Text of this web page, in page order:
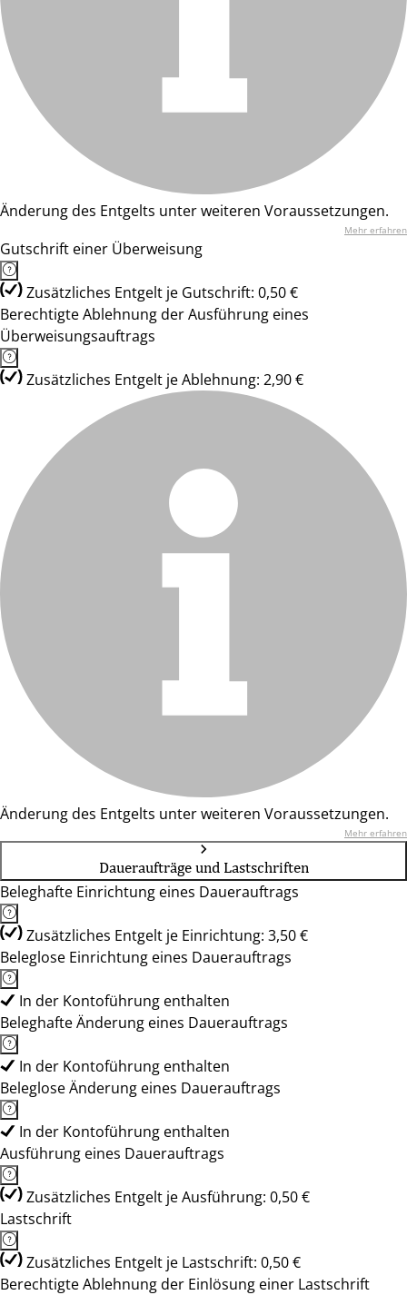
Änderung des Entgelts unter weiteren Voraussetzungen.
Mehr erfahren
Gutschrift einer Überweisung
Zusätzliches Entgelt je Gutschrift: 0,50 €
Berechtigte Ablehnung der Ausführung eines
Überweisungsauftrags
Zusätzliches Entgelt je Ablehnung: 2,90 €
Änderung des Entgelts unter weiteren Voraussetzungen.
Mehr erfahren
Daueraufträge und Lastschriften
Beleghafte Einrichtung eines Dauerauftrags
Zusätzliches Entgelt je Einrichtung: 3,50 €
Beleglose Einrichtung eines Dauerauftrags
In der Kontoführung enthalten
Beleghafte Änderung eines Dauerauftrags
In der Kontoführung enthalten
Beleglose Änderung eines Dauerauftrags
In der Kontoführung enthalten
Ausführung eines Dauerauftrags
Zusätzliches Entgelt je Ausführung: 0,50 €
Lastschrift
Zusätzliches Entgelt je Lastschrift: 0,50 €
Berechtigte Ablehnung der Einlösung einer Lastschrift